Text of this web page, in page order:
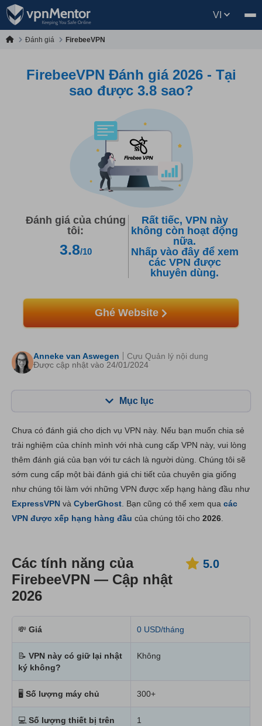
VI
Đánh giá FirebeeVPN
FirebeeVPN Đánh giá 2026 - Tại
sao được 3.8 sao?
Đánh giá của chúng
tôi:
3.8/10
Rất tiếc, VPN này
không còn hoạt động
nữa.
Nhấp vào đây để xem
các VPN được
khuyên dùng.
Ghé Website
Anneke van Aswegen
Được cập nhật vào 24/01/2024
Cựu Quản lý nội dung
Mục lục
Tính năng chính 5.0
Cài đặt & Ứng dụng 4.0
Độ tin cậy và Hỗ trợ 4.0
Chưa có đánh giá cho dịch vụ VPN này. Nếu bạn muốn chia sẻ
trải nghiệm của chính mình với nhà cung cấp VPN này, vui lòng
thêm đánh giá của bạn với tư cách là người dùng. Chúng tôi sẽ
sớm cung cấp một bài đánh giá chi tiết của chuyên gia giống
như chúng tôi làm với những VPN được xếp hạng hàng đầu như
ExpressVPN và CyberGhost . Bạn cũng có thể xem qua các
VPN được xếp hạng hàng đầu của chúng tôi cho 2026
Các tính năng của
FirebeeVPN — Cập nhật
2026
5.0
💸 Giá 0 USD/tháng
📝 VPN này có giữ lại nhật
ký không?
Không
🖥 Số lượng máy chủ 300+
💻 Số lượng thiết bị trên
1